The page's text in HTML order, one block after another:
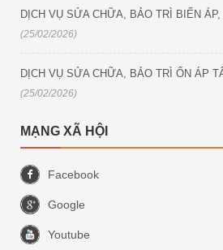
DỊCH VỤ SỬA CHỮA, BẢO TRÌ BIẾN
(25/02/2026)
DỊCH VỤ SỬA CHỮA, BẢO TRÌ ỔN ÁP
(25/02/2026)
MẠNG XÃ HỘI
Facebook
Google
Youtube